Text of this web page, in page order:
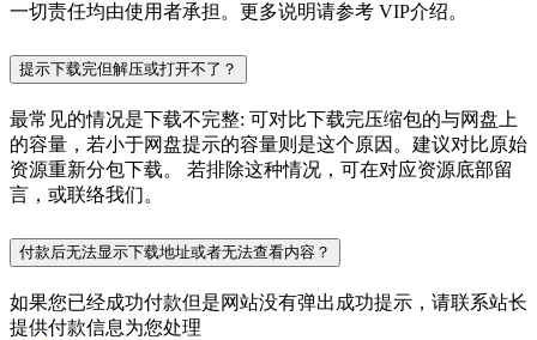
一切责任均由使用者承担。更多说明请参考 VIP介绍。
提示下载完但解压或打开不了？
最常见的情况是下载不完整: 可对比下载完压缩包的与网盘上
的容量，若小于网盘提示的容量则是这个原因。建议对比原始
资源重新分包下载。 若排除这种情况，可在对应资源底部留
言，或联络我们。
付款后无法显示下载地址或者无法查看内容？
如果您已经成功付款但是网站没有弹出成功提示，请联系站长
提供付款信息为您处理